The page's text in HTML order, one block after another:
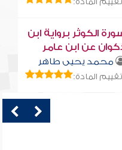
الكوثر برواية ابن
عن ابن عامر
محمد يحيى طاهر
تقييم المادة: